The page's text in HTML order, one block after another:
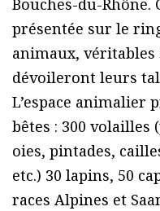
Bouches-du-Rhône.
présentée sur le
animaux, véritables
dévoileront leurs
L’espace animalier
bêtes : 300 volailles
oies, pintades,
etc.) 30 lapins, 50
races Alpines et